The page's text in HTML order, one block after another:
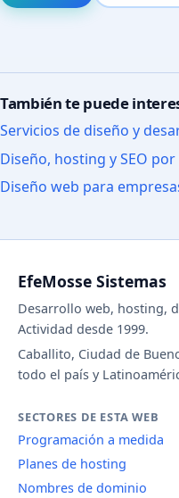
También te puede
Servicios de diseño y
Diseño, hosting y SEO
Diseño web para
EfeMosse Sistemas
Desarrollo web, hosting,
Actividad desde 1999.
Caballito, Ciudad de
todo el país y
SECTORES DE ESTA WEB
Programación a medida
Planes de hosting
Nombres de dominio